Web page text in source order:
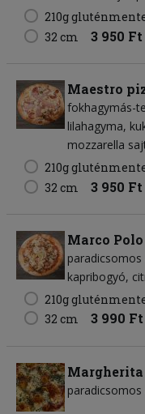
210g
32 cm 3 950 Ft
Maestro
fokhagymás-
lilahagyma
mozzarella
210g
32 cm 3 950 Ft
Marco
paradicsomos
kapribogyó
210g
32 cm 3 990 Ft
paradicsomos